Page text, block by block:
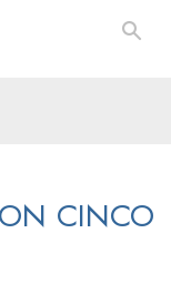
CINCO